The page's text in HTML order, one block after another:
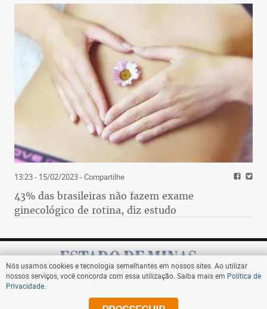
13:23 - 15/02/2023- Compartilhe
43% das brasileiras não fazem exame
ginecológico de rotina, diz estudo
Assine
Nós usamos cookies e tecnologia semelhantes em nossos sites. Ao utilizar
nossos serviços, você concorda com essa utilização. Saiba mais em Política de
Privacidade